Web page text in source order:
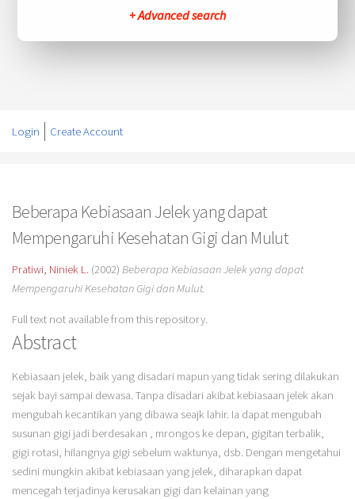
+ Advanced search
Login Create Account
Beberapa Kebiasaan Jelek yang dapat
Mempengaruhi Kesehatan Gigi dan Mulut
Pratiwi, Niniek L.(2002) Beberapa Kebiasaan Jelek yang dapat
Mempengaruhi Kesehatan Gigi dan Mulut.
Full text not available from this repository.
Abstract
Kebiasaan jelek, baik yang disadari mapun yang tidak sering dilakukan
sejak bayi sampai dewasa. Tanpa disadari akibat kebiasaan jelek akan
mengubah kecantikan yang dibawa seajk lahir. Ia dapat mengubah
susunan gigi jadi berdesakan , mrongos ke depan, gigitan terbalik,
gigi rotasi, hilangnya gigi sebelum waktunya, dsb. Dengan mengetahui
sedini mungkin akibat kebiasaan yang jelek, diharapkan dapat
mencegah terjadinya kerusakan gigi dan kelainan yang